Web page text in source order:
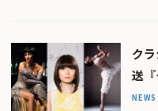
ク
送
NEWS